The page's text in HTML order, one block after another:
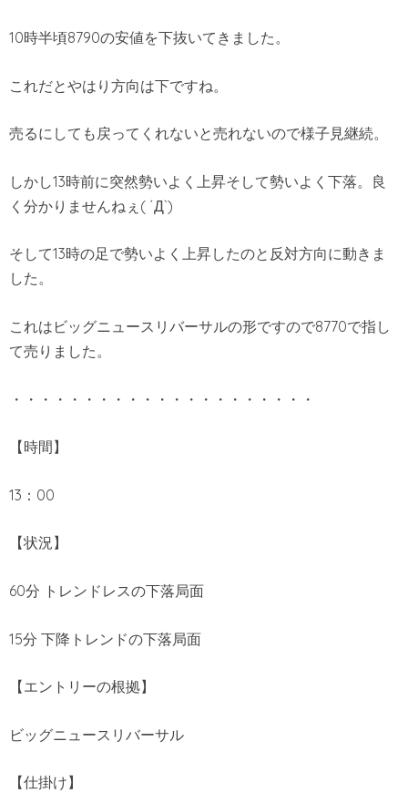
10時半頃8790の安値を下抜いてきました。
これだとやはり方向は下ですね。
売るにしても戻ってくれないと売れないので様子見継続。
しかし13時前に突然勢いよく上昇そして勢いよく下落。良
く分かりませんねぇ( ´Д`)
そして13時の足で勢いよく上昇したのと反対方向に動きま
した。
これはビッグニュースリバーサルの形ですので8770で指し
て売りました。
・・・・・・・・・・・・・・・・・・・・・
【時間】
13：00
【状況】
60分 トレンドレスの下落局面
15分 下降トレンドの下落局面
【エントリーの根拠】
ビッグニュースリバーサル
【仕掛け】